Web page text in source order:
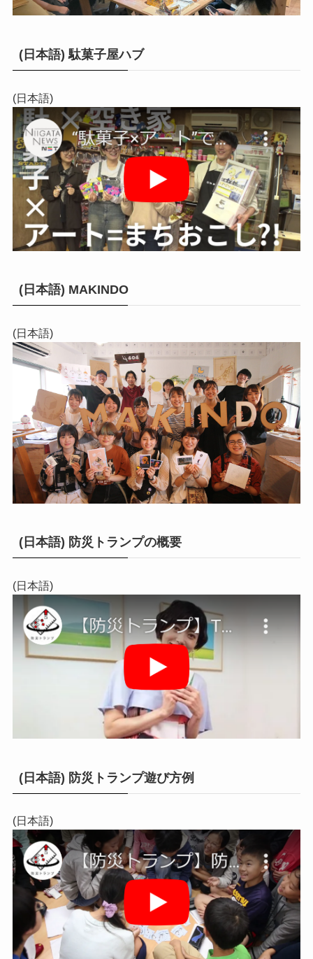
(日本語) 駄菓子屋ハブ
(日本語)
(日本語) MAKINDO
(日本語)
(日本語) 防災トランプの概要
(日本語)
(日本語) 防災トランプ遊び方例
(日本語)